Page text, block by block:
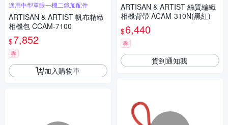
適用中型單眼一機二鏡加配件
ARTISAN & ARTIST 帆布精緻
相機包 CCAM-7100
$7,852
券
加入購物車
ARTISAN & ARTIST 絲質編織
相機背帶 ACAM-310N(黑紅)
$6,440
券
貨到通知我